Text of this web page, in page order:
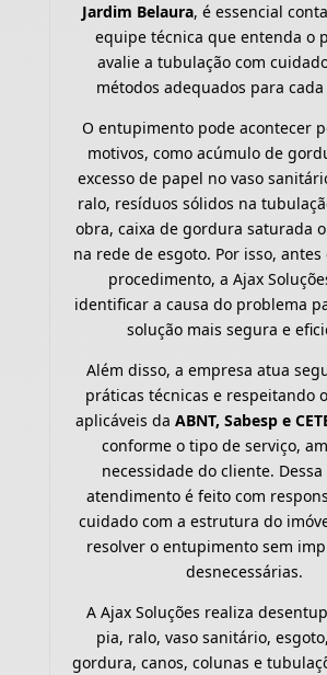
Jardim Belaura, é essencial
equipe técnica que entenda o
avalie a tubulação com
métodos adequados para
O entupimento pode acontecer
motivos, como acúmulo de
excesso de papel no vaso
ralo, resíduos sólidos na
obra, caixa de gordura saturada
na rede de esgoto. Por isso,
procedimento, a Ajax
identificar a causa do problema
solução mais segura e
Além disso, a empresa atua
práticas técnicas e respeitando
aplicáveis da ABNT, Sabesp e
conforme o tipo de serviço,
necessidade do cliente.
atendimento é feito com
cuidado com a estrutura do
resolver o entupimento sem
desnecessárias.
A Ajax Soluções realiza
pia, ralo, vaso sanitário,
gordura, canos, colunas e